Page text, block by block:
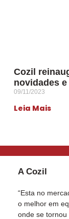
Cozil
novidades
09/11/2023
Leia Mais
A Cozil
“Esta no
o melhor em
onde se